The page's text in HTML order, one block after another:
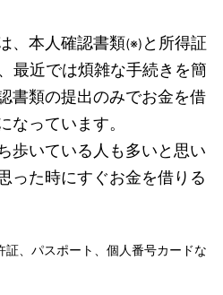
、本人確認書類(※) と所得証
最近では煩雑な手続きを簡
書類の提出のみでお金を借
なっています。
歩いている人も多いと思い
った時にすぐお金を借りる
、パスポート、個人番号カードな